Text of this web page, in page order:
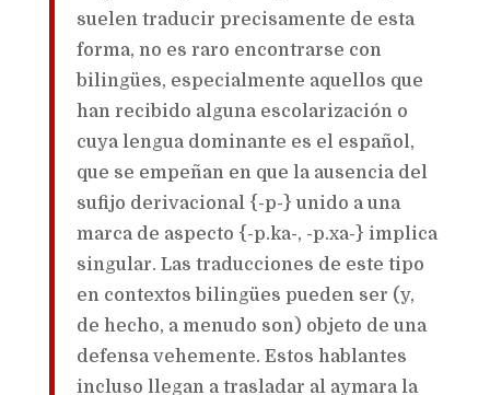
suelen traducir precisamente de esta
forma, no es raro encontrarse con
bilingües, especialmente aquellos que
han recibido alguna escolarización o
cuya lengua dominante es el español,
que se empeñan en que la ausencia del
sufijo derivacional {-p-} unido a una
marca de aspecto {-p.ka-, -p.xa-} implica
singular. Las traducciones de este tipo
en contextos bilingües pueden ser (y,
de hecho, a menudo son) objeto de una
defensa vehemente. Estos hablantes
incluso llegan a trasladar al aymara la